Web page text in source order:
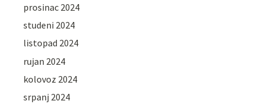
prosinac 2024
studeni 2024
listopad 2024
rujan 2024
kolovoz 2024
srpanj 2024